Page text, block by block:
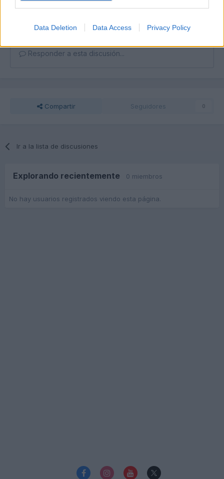
Data Deletion Data Access Privacy Policy
Responder a esta discusión...
Compartir Seguidores 0
Ir a la lista de discusiones
Explorando recientemente 0 miembros
No hay usuarios registrados viendo esta página.